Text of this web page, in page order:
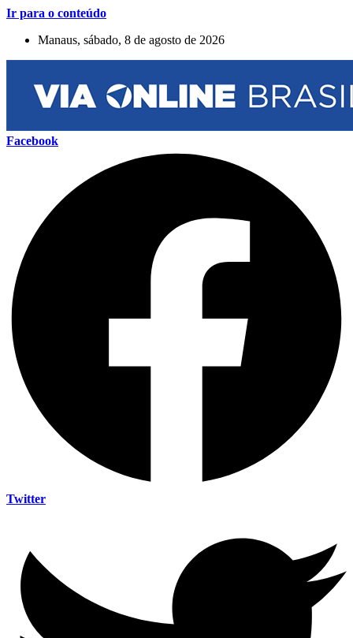
Ir para o conteúdo
Manaus, sábado, 8 de agosto de 2026
Facebook
Twitter